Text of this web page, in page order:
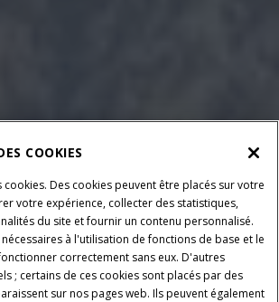
COOKIES
cookies. Des cookies peuvent être placés sur votre
votre expérience, collecter des statistiques,
du site et fournir un contenu personnalisé.
à l'utilisation de fonctions de base et le
correctement sans eux. D'autres
; certains de ces cookies sont placés par des
sur nos pages web. Ils peuvent également